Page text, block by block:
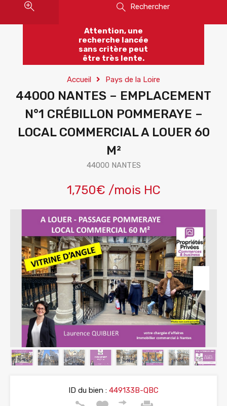
Rechercher
Attention, une
recherche lancée
sans critère peut
être très lente.
Accueil Pays de la Loire
44000 NANTES – EMPLACEMENT
N°1 CRÉBILLON POMMERAYE –
LOCAL COMMERCIAL A LOUER 60
M²
44000 NANTES
1,750€ /mois HC
ID du bien : 449133B-QBC